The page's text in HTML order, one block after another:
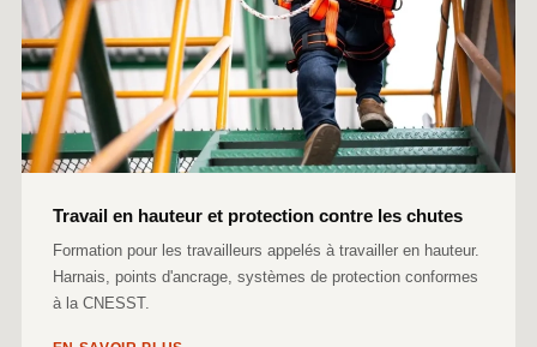
Travail en hauteur et protection contre les chutes
Formation pour les travailleurs appelés à travailler en hauteur.
Harnais, points d'ancrage, systèmes de protection conformes
à la CNESST.